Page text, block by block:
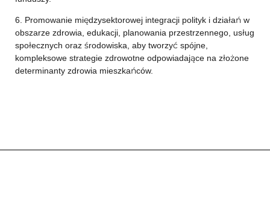
6. Promowanie międzysektorowej integracji polityk i działań w
obszarze zdrowia, edukacji, planowania przestrzennego, usług
społecznych oraz środowiska, aby tworzyć spójne,
kompleksowe strategie zdrowotne odpowiadające na złożone
determinanty zdrowia mieszkańców.